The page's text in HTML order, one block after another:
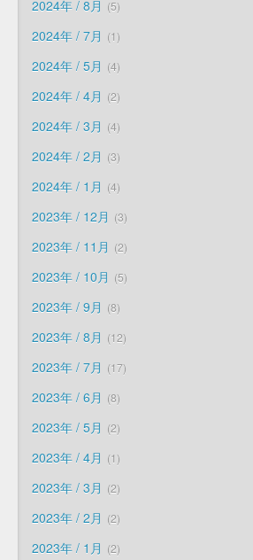
2024年 / 8月 5
2024年 / 7月 1
2024年 / 5月 4
2024年 / 4月 2
2024年 / 3月 4
2024年 / 2月 3
2024年 / 1月 4
2023年 / 12月 3
2023年 / 11月 2
2023年 / 10月 5
2023年 / 9月 8
2023年 / 8月 12
2023年 / 7月 17
2023年 / 6月 8
2023年 / 5月 2
2023年 / 4月 1
2023年 / 3月 2
2023年 / 2月 2
2023年 / 1月 2